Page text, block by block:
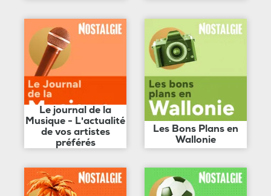
Le journal de la
Musique - L'actualité
de vos artistes
préférés
Les Bons Plans en
Wallonie